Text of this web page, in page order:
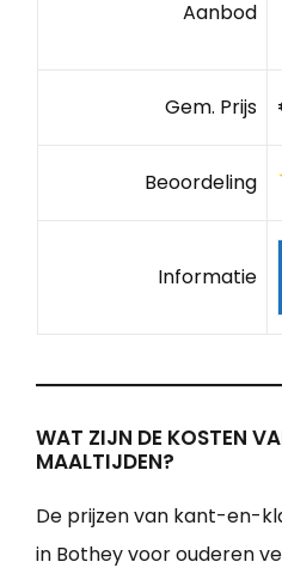
Aanbod
Gem. Prijs
Beoordeling
Informatie
WAT ZIJN DE KOSTEN
MAALTIJDEN?
De prijzen van kant-en-
in Bothey voor ouderen